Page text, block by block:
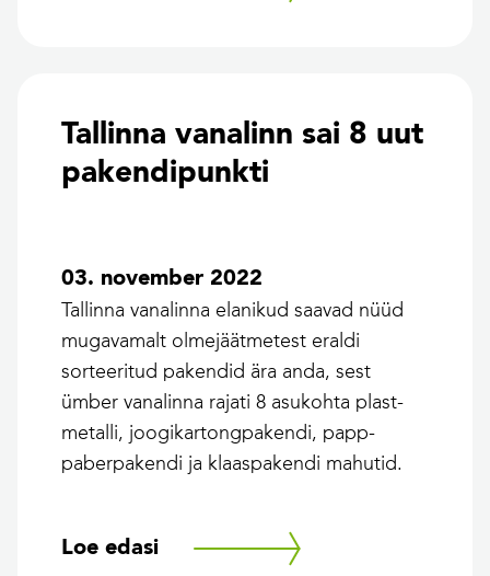
Tallinna vanalinn sai 8 uut
pakendipunkti
03. november 2022
Tallinna vanalinna elanikud saavad nüüd
mugavamalt olmejäätmetest eraldi
sorteeritud pakendid ära anda, sest
ümber vanalinna rajati 8 asukohta plast-
metalli, joogikartongpakendi, papp-
paberpakendi ja klaaspakendi mahutid.
Loe edasi